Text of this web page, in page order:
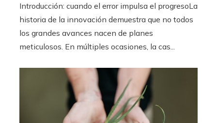
Introducción: cuando el error impulsa el progresoLa
historia de la innovación demuestra que no todos
los grandes avances nacen de planes
meticulosos. En múltiples ocasiones, la cas...